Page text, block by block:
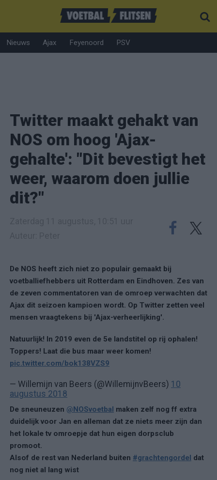
Nieuws Ajax Feyenoord PSV
Twitter maakt gehakt van
NOS om hoog 'Ajax-
gehalte': "Dit bevestigt het
weer, waarom doen jullie
dit?"
De NOS heeft zich niet zo populair gemaakt bij
voetballiefhebbers uit Rotterdam en Eindhoven. Zes van
de zeven commentatoren van de omroep verwachten dat
Ajax dit seizoen kampioen wordt. Op Twitter zetten veel
mensen vraagtekens bij 'Ajax-verheerlijking'.
Natuurlijk! In 2019 even de 5e landstitel op rij ophalen!
Toppers! Laat die bus maar weer komen!
pic.twitter.com/bok138VZS9
— Willemijn van Beers (@WillemijnvBeers) 10
augustus 2018
De sneuneuzen @NOSvoetbal maken zelf nog ff extra
duidelijk voor Jan en alleman dat ze niets meer zijn dan
het lokale tv omroepje dat hun eigen dorpsclub
promoot.
Alsof de rest van Nederland buiten #grachtengordel dat
nog niet al lang wist